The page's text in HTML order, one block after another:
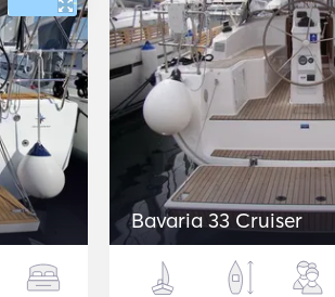
Bavaria 33 Cruiser